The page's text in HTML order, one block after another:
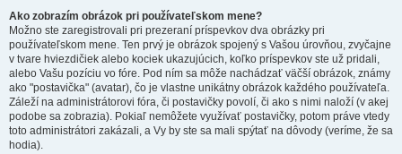
Ako zobrazím obrázok pri používateľskom mene?
Možno ste zaregistrovali pri prezeraní príspevkov dva obrázky pri
používateľskom mene. Ten prvý je obrázok spojený s Vašou úrovňou, zvyčajne
v tvare hviezdičiek alebo kociek ukazujúcich, koľko príspevkov ste už pridali,
alebo Vašu pozíciu vo fóre. Pod ním sa môže nachádzať väčší obrázok, známy
ako "postavička" (avatar), čo je vlastne unikátny obrázok každého používateľa.
Záleží na administrátorovi fóra, či postavičky povolí, či ako s nimi naloží (v akej
podobe sa zobrazia). Pokiaľ nemôžete využívať postavičky, potom práve vtedy
toto administrátori zakázali, a Vy by ste sa mali spýtať na dôvody (veríme, že sa
hodia).